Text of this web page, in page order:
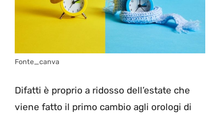
Fonte_canva
Difatti è proprio a ridosso dell’estate che
viene fatto il primo cambio agli orologi di